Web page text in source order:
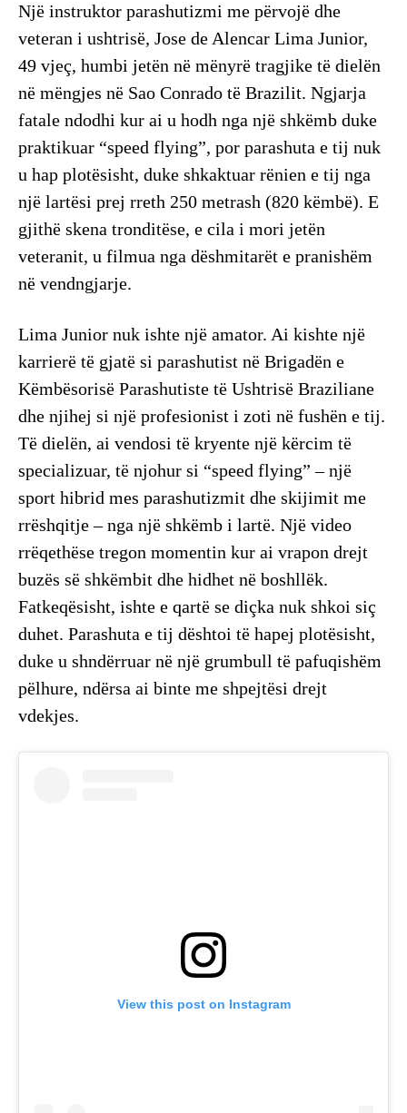
Një instruktor parashutizmi me përvojë dhe
veteran i ushtrisë, Jose de Alencar Lima Junior,
49 vjeç, humbi jetën në mënyrë tragjike të dielën
në mëngjes në Sao Conrado të Brazilit. Ngjarja
fatale ndodhi kur ai u hodh nga një shkëmb duke
praktikuar “speed flying”, por parashuta e tij nuk
u hap plotësisht, duke shkaktuar rënien e tij nga
një lartësi prej rreth 250 metrash (820 këmbë). E
gjithë skena tronditëse, e cila i mori jetën
veteranit, u filmua nga dëshmitarët e pranishëm
në vendngjarje.
Lima Junior nuk ishte një amator. Ai kishte një
karrierë të gjatë si parashutist në Brigadën e
Këmbësorisë Parashutiste të Ushtrisë Braziliane
dhe njihej si një profesionist i zoti në fushën e tij.
Të dielën, ai vendosi të kryente një kërcim të
specializuar, të njohur si “speed flying” – një
sport hibrid mes parashutizmit dhe skijimit me
rrëshqitje – nga një shkëmb i lartë. Një video
rrëqethëse tregon momentin kur ai vrapon drejt
buzës së shkëmbit dhe hidhet në boshllëk.
Fatkeqësisht, ishte e qartë se diçka nuk shkoi siç
duhet. Parashuta e tij dështoi të hapej plotësisht,
duke u shndërruar në një grumbull të pafuqishëm
pëlhure, ndërsa ai binte me shpejtësi drejt
vdekjes.
View this post on Instagram